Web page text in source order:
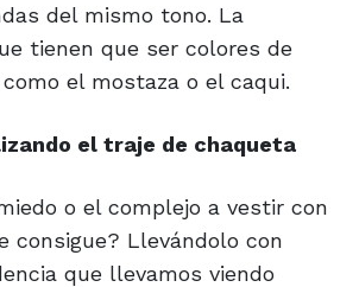
del mismo tono. La
tienen que ser colores de
el mostaza o el caqui.
el traje de chaqueta
o el complejo a vestir con
consigue? Llevándolo con
que llevamos viendo